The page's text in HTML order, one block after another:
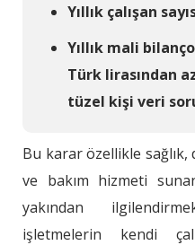
Yıllık çalışan
Yıllık mali
Türk lirasından
tüzel kişi veri
Bu karar özellikle sağlık,
ve bakım hizmeti
yakından
işletmelerin kendi